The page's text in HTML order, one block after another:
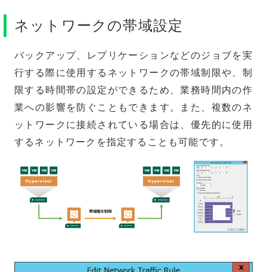
ネットワークの帯域設定
バックアップ、レプリケーションなどのジョブを実
行する際に使用するネットワークの帯域制限や、制
限する時間帯の設定ができるため、業務時間内の作
業への影響を防ぐこともできます。また、複数のネ
ットワークに接続されている場合は、優先的に使用
するネットワークを指定することも可能です。